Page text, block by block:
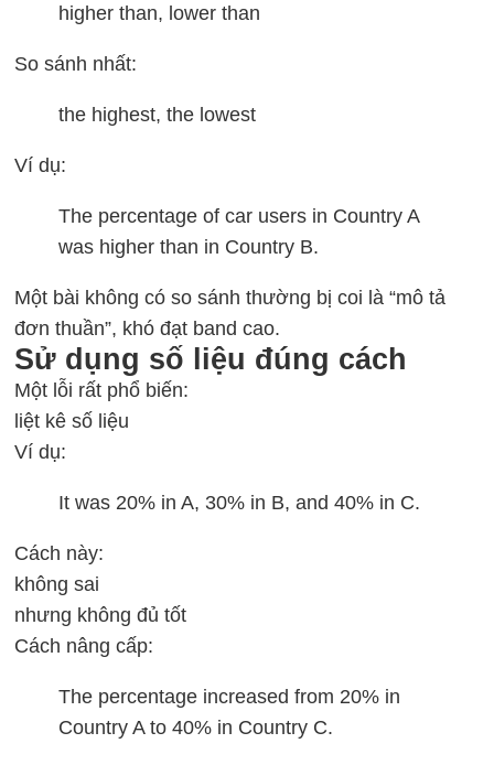
higher than, lower than
So sánh nhất:
the highest, the lowest
Ví dụ:
The percentage of car users in Country A
was higher than in Country B.
Một bài không có so sánh thường bị coi là “mô tả
đơn thuần”, khó đạt band cao.
Sử dụng số liệu đúng cách
Một lỗi rất phổ biến:
liệt kê số liệu
Ví dụ:
It was 20% in A, 30% in B, and 40% in C.
Cách này:
không sai
nhưng không đủ tốt
Cách nâng cấp:
The percentage increased from 20% in
Country A to 40% in Country C.